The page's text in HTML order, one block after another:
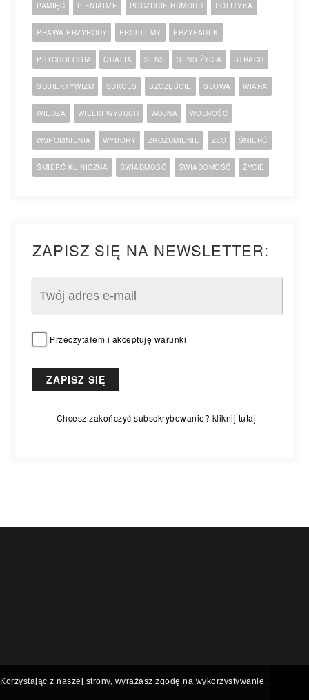
PAMIĘĆ PIENIĄDZE POCZUCIE HUMORU POLITYKA
PRAWA PRZYRODY PROBLEMY PRZYPADEK
PSYCHOLOGIA QUALIA SENS SENS ŻYCIA STRACH
SUBIEKTYWIZM SUKCES SZCZĘŚCIE SŁOWA WIARA
WIEDZA WIELKI WYBUCH WOJNA WOLNOŚĆ
WSPOMNIENIA WYBORY ZROZUMIENIE ZŁO ŚMIERĆ
ŚMIERĆ KLINICZNA ŚWIADMOŚĆ ŚWIADOMOŚĆ ŻYCIE
ZAPISZ SIĘ NA NEWSLETTER:
Przeczytałem i akceptuję warunki
Chcesz zakończyć subsckrybowanie? kliknij tutaj
Korzystając z naszej strony, wyrażasz zgodę na wykorzystywanie